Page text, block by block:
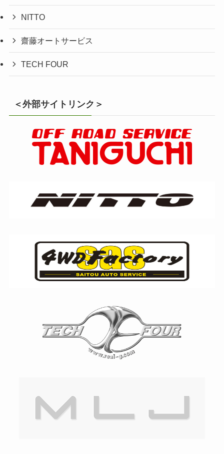
NITTO
齋藤オートサービス
TECH FOUR
＜外部サイトリンク＞